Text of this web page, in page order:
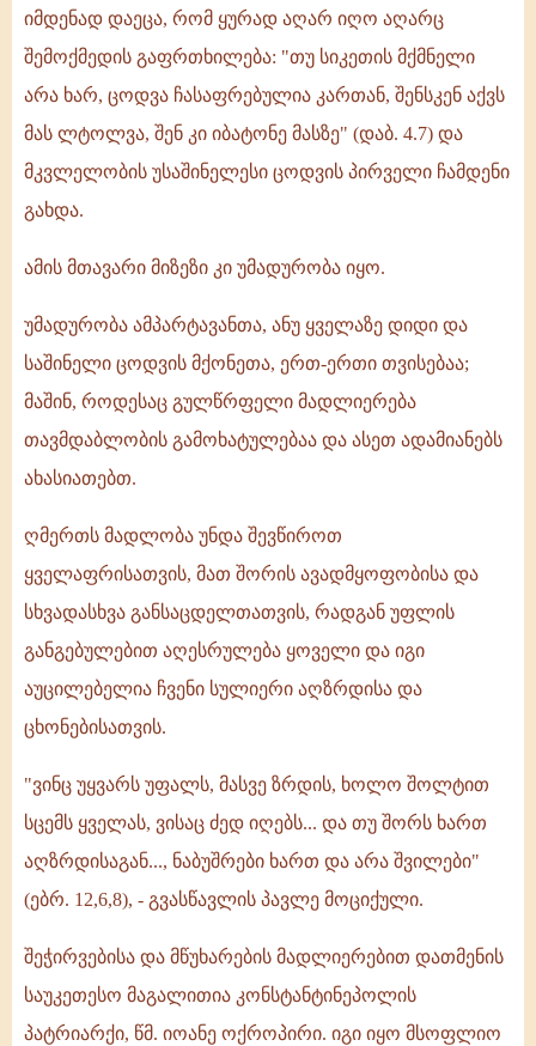
იმდენად დაეცა, რომ ყურად აღარ იღო აღარც
შემოქმედის გაფრთხილება: "თუ სიკეთის მქმნელი
არა ხარ, ცოდვა ჩასაფრებულია კართან, შენსკენ აქვს
მას ლტოლვა, შენ კი იბატონე მასზე" (დაბ. 4.7) და
მკვლელობის უსაშინელესი ცოდვის პირველი ჩამდენი
გახდა.
ამის მთავარი მიზეზი კი უმადურობა იყო.
უმადურობა ამპარტავანთა, ანუ ყველაზე დიდი და
საშინელი ცოდვის მქონეთა, ერთ-ერთი თვისებაა;
მაშინ, როდესაც გულწრფელი მადლიერება
თავმდაბლობის გამოხატულებაა და ასეთ ადამიანებს
ახასიათებთ.
ღმერთს მადლობა უნდა შევწიროთ
ყველაფრისათვის, მათ შორის ავადმყოფობისა და
სხვადასხვა განსაცდელთათვის, რადგან უფლის
განგებულებით აღესრულება ყოველი და იგი
აუცილებელია ჩვენი სულიერი აღზრდისა და
ცხონებისათვის.
"ვინც უყვარს უფალს, მასვე ზრდის, ხოლო შოლტით
სცემს ყველას, ვისაც ძედ იღებს... და თუ შორს ხართ
აღზრდისაგან..., ნაბუშრები ხართ და არა შვილები"
(ებრ. 12,6,8), - გვასწავლის პავლე მოციქული.
შეჭირვებისა და მწუხარების მადლიერებით დათმენის
საუკეთესო მაგალითია კონსტანტინეპოლის
პატრიარქი, წმ. იოანე ოქროპირი. იგი იყო მსოფლიო